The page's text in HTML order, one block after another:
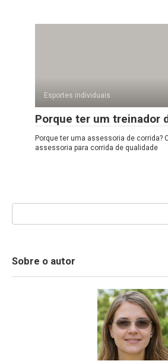
Esportes individuais
Porque ter um treinador
Porque ter uma assessoria de corrida?
assessoria para corrida de qualidade
Sobre o autor